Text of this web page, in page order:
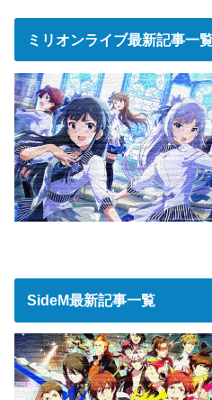
ミリオンライブ最新記事一
SideM最新記事一覧